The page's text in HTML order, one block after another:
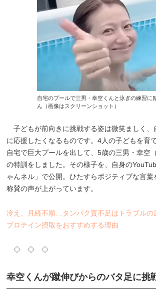
自宅のプールで三男・幸空くんと泳ぎの練習に
ん（画像はスクリーンショット）
子どもが前向きに挑戦する姿は微笑ましく、
に応援したくなるものです。4人の子どもを育
自宅で巨大プールを出して、5歳の三男・幸空
の特訓をしました。その様子を、自身の
ゃんネル」で公開。ひたすらポジティブな言葉
称賛の声が上がっています。
冷え、月経不順…タンパク質不足はトラブル
プロテイン摂取をおすすめする理由
◇ ◇ ◇
幸空くんが蹴伸びからのバタ足に挑